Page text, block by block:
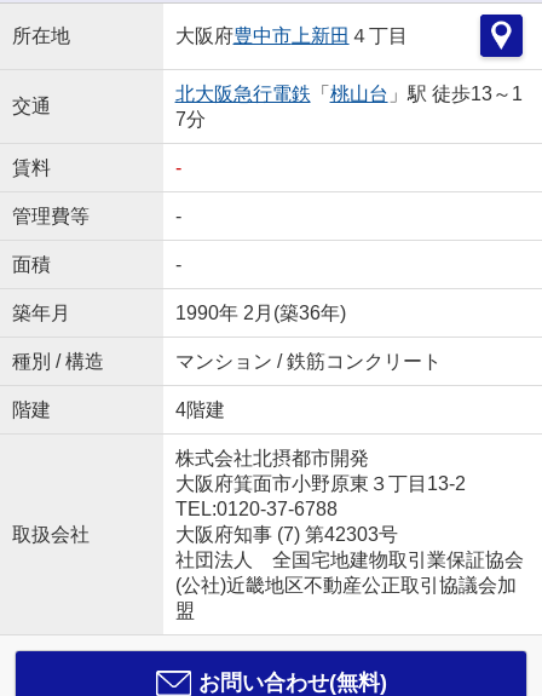
所在地 大阪府豊中市上新田 ４丁目
交通
北大阪急行電鉄 「 桃山台 」駅 徒歩13～1
7分
賃料 -
管理費等 -
面積 -
築年月 1990年 2月(築36年)
種別 / 構造 マンション / 鉄筋コンクリート
階建 4階建
取扱会社
株式会社北摂都市開発
大阪府箕面市小野原東３丁目13-2
TEL:0120-37-6788
大阪府知事 (7) 第42303号
社団法人 全国宅地建物取引業保証協会
(公社)近畿地区不動産公正取引協議会加
盟
お問い合わせ(無料)